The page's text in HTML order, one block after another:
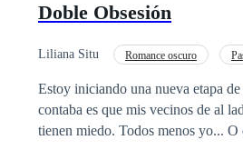
vida para siempre. Obsesión del
que significa ser realmente
Doble Obsesión
Liliana Situ Romance oscuro
Estoy iniciando una nueva etapa
contaba es que mis vecinos de al
tienen miedo. Todos menos yo...